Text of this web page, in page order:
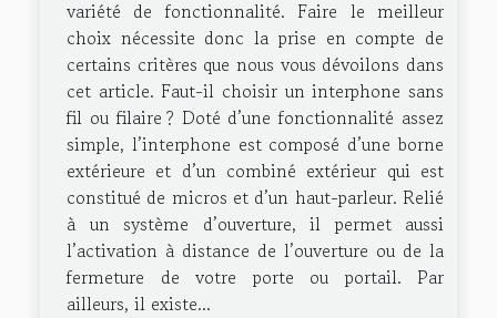
variété de fonctionnalité. Faire le meilleur
choix nécessite donc la prise en compte de
certains critères que nous vous dévoilons dans
cet article. Faut-il choisir un interphone sans
fil ou filaire ? Doté d’une fonctionnalité assez
simple, l’interphone est composé d’une borne
extérieure et d’un combiné extérieur qui est
constitué de micros et d’un haut-parleur. Relié
à un système d’ouverture, il permet aussi
l’activation à distance de l’ouverture ou de la
fermeture de votre porte ou portail. Par
ailleurs, il existe...